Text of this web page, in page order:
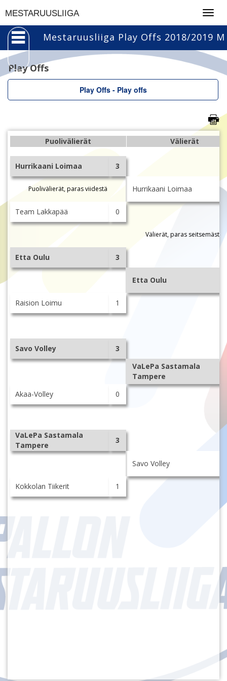
MESTARUUSLIIGA
Mestaruusliiga Play Offs 2018/2019 M
Play Offs
Play Offs - Play offs
Puolivälierät Välierät
Hurrikaani Loimaa 3
Puolivälierät, paras viidestä Hurrikaani Loimaa
Team Lakkapää 0
Välierät, paras seitsemästä
Etta Oulu 3
Etta Oulu
Raision Loimu 1
Savo Volley
3
VaLePa Sastamala
Tampere
Akaa-Volley
0
VaLePa Sastamala
Tampere
3
Savo Volley
Kokkolan Tiikerit 1